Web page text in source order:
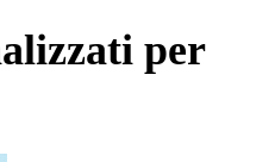
per